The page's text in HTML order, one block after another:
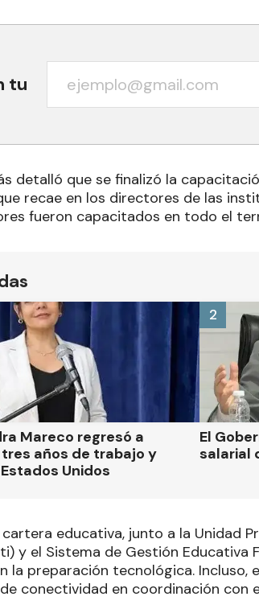
tu
detalló que se finalizó la
recae en los directores de las
fueron capacitados en todo el
Mareco regresó a
años de trabajo y
Unidos
El
salarial
2
educativa, junto a la Unidad
y el Sistema de Gestión Educativa
la preparación tecnológica. Incluso,
conectividad en coordinación con